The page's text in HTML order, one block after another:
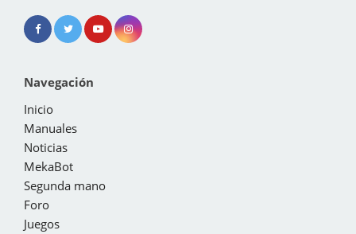
Navegación
Inicio
Manuales
Noticias
MekaBot
Segunda mano
Foro
Juegos